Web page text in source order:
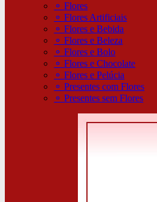
⚬Flores
⚬Flores Artificiais
⚬Flores e Bebida
⚬Flores e Beleza
⚬Flores e Bolo
⚬Flores e Chocolate
⚬Flores e Pelúcia
⚬Presentes com Flores
⚬Presentes sem Flores